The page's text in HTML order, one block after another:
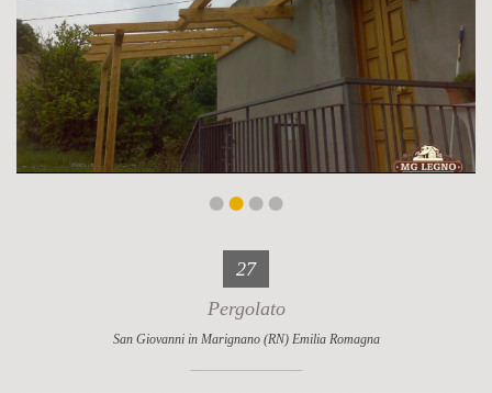
27
Pergolato
San Giovanni in Marignano (RN) Emilia Romagna